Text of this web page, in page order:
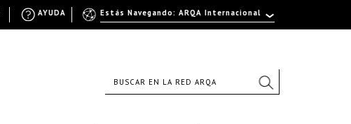
Estás Navegando: ARQA Internacional
AYUDA